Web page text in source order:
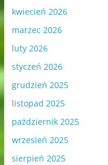
kwiecień 2026
marzec 2026
luty 2026
styczeń 2026
grudzień 2025
listopad 2025
październik 2025
wrzesień 2025
sierpień 2025